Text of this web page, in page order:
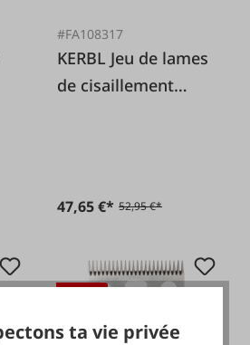
#FA108317
KERBL Jeu de lames
de cisaillement
47,65 €* 52,95 €*
-10 %
ta vie privée